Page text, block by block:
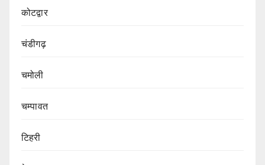
कोटद्वार
चंडीगढ़
चमोली
चम्पावत
टिहरी